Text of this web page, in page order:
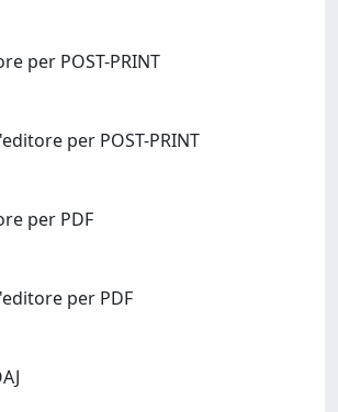
per POST-PRINT
per POST-PRINT
per PDF
per PDF